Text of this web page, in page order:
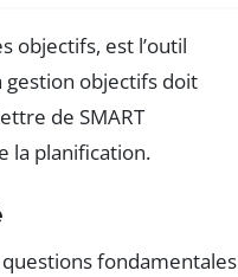
objectifs, est l’outil
gestion objectifs doit
de SMART
la planification.
fondamentales